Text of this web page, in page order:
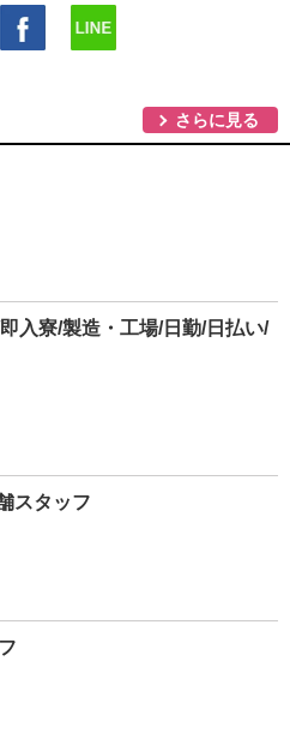
さらに見る
入寮/製造・工場/日勤/日払い/
スタッフ